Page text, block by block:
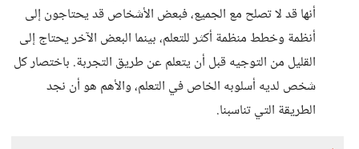
أنها قد لا تصلح مع الجميع، فبعض الأشخاص قد يحتاجون إلى
أنظمة وخطط منظمة أكثر للتعلم، بينما البعض الآخر يحتاج إلى
القليل من التوجيه قبل أن يتعلم عن طريق التجربة. باختصار كل
شخص لديه أسلوبه الخاص في التعلم، والأهم هو أن نجد
الطريقة التي تناسبنا.